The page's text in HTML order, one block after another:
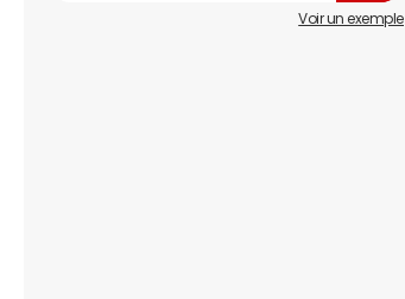
Voir un exemple